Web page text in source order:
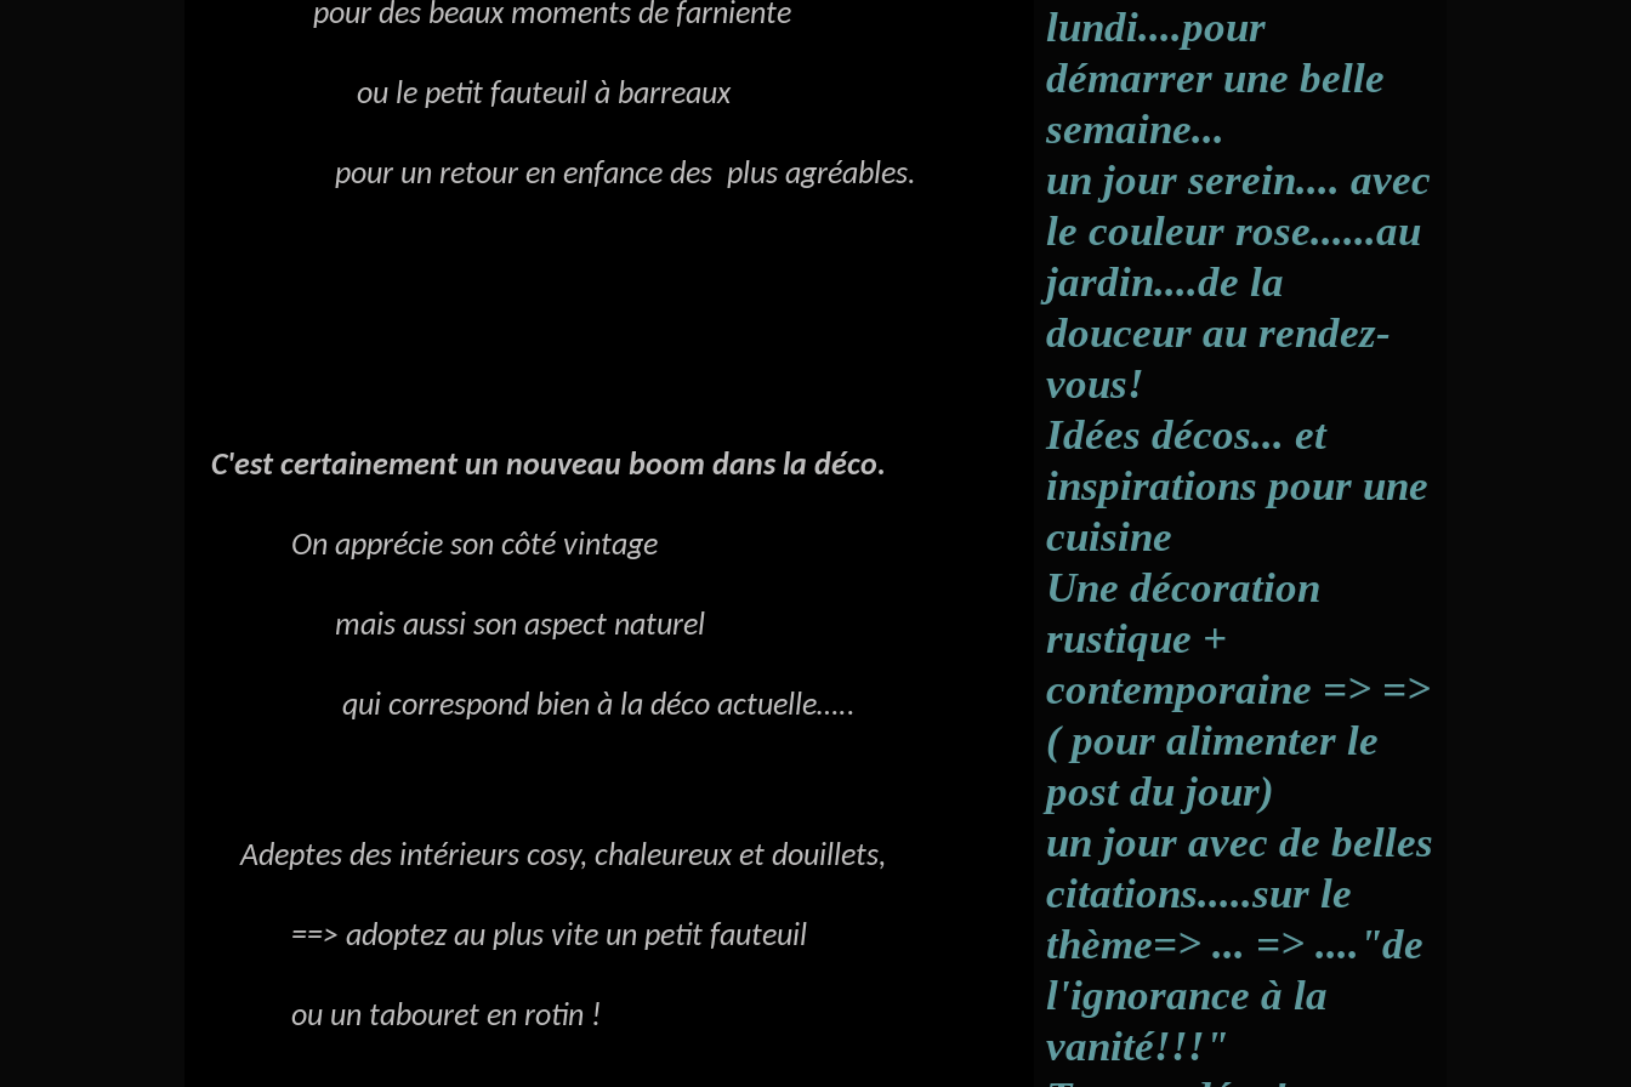
pour des beaux moments de farniente
ou le petit fauteuil à barreaux
pour un retour en enfance des plus agréables.
C'est certainement un nouveau boom dans la déco.
On apprécie son côté vintage
mais aussi son aspect naturel
qui correspond bien à la déco actuelle…..
Adeptes des intérieurs cosy, chaleureux et douillets,
==> adoptez au plus vite un petit fauteuil
ou un tabouret en rotin !
lundi....pour
démarrer une belle
semaine...
un jour serein.... avec
le couleur rose......au
jardin....de la
douceur au rendez-
vous!
Idées décos... et
inspirations pour une
cuisine
Une décoration
rustique +
contemporaine => =>
( pour alimenter le
post du jour)
un jour avec de belles
citations.....sur le
thème=> ... => ...."de
l'ignorance à la
vanité!!!"